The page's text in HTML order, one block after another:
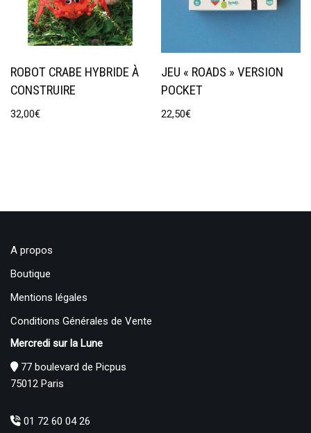
ROBOT CRABE HYBRIDE À
CONSTRUIRE
32,00€
JEU « ROADS » VERSION
POCKET
22,50€
A propos
Boutique
Mentions légales
Conditions Générales de Vente
Mercredi sur la Lune
77 boulevard de Picpus
75012 Paris
01 72 60 04 26